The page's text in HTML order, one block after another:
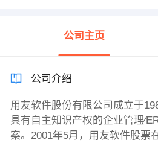
公司主页
公司介绍
用友软件股份有限公司成立于
具有自主知识产权的企业管理
案。2001年5月，用友软件股票